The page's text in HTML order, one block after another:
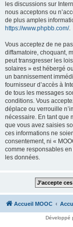
les discussions sur
nous acceptons ou
de plus amples
https://www.phpbb.com/.
Vous acceptez de ne
diffamatoire, choquant,
peut transgresser les
solaires » est hébergé
un bannissement
fournisseur d’accès à
de tous les messages
conditions. Vous
déplace ou verrouille
nécessaire. En tant que
que vous avez saisies
ces informations ne
consentement, ni «
comme responsables
les données.
Accueil MOOC
Développé